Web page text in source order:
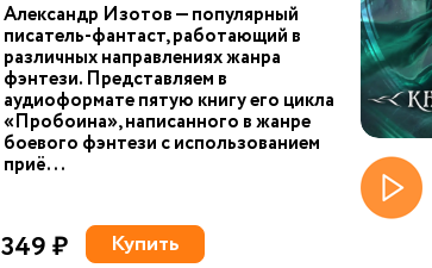
Александр Изотов — популярный
писатель-фантаст, работающий в
различных направлениях жанра
фэнтези. Представляем в
аудиоформате пятую книгу его цикла
«Пробоина», написанного в жанре
боевого фэнтези с использованием
приё...
349 ₽ Купить